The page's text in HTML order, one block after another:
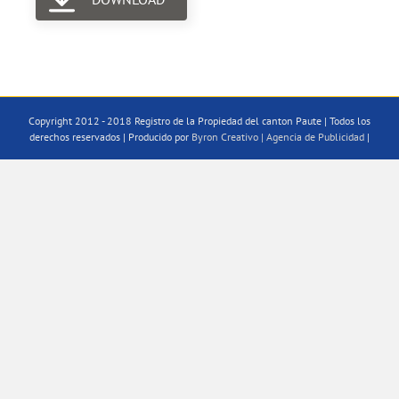
Copyright 2012 - 2018 Registro de la Propiedad del canton Paute | Todos los
derechos reservados | Producido por Byron Creativo | Agencia de Publicidad |